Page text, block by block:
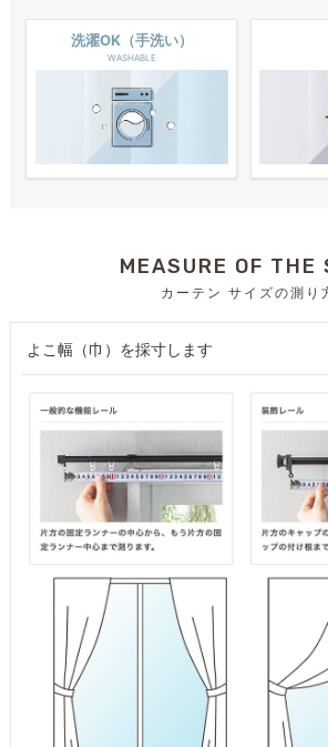
洗濯OK（手洗い）
WASHABLE
MEASURE OF THE
カーテン サイズの測り
よこ幅（巾）を採寸します